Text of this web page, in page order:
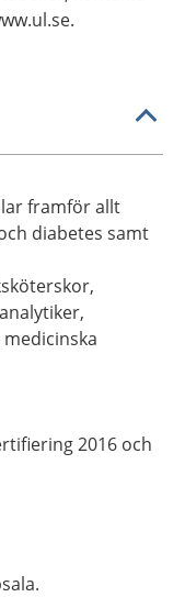
framför allt
diabetes samt
2016 och